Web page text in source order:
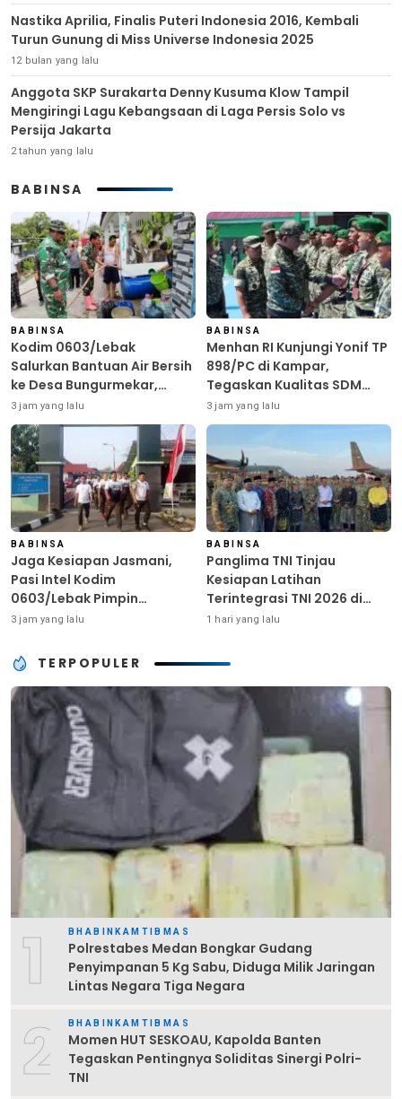
Nastika Aprilia, Finalis Puteri Indonesia 2016, Kembali
Turun Gunung di Miss Universe Indonesia 2025
12 bulan yang lalu
Anggota SKP Surakarta Denny Kusuma Klow Tampil
Mengiringi Lagu Kebangsaan di Laga Persis Solo vs
Persija Jakarta
2 tahun yang lalu
BABINSA
BABINSA
Kodim 0603/Lebak
Salurkan Bantuan Air Bersih
ke Desa Bungurmekar,
Ringankan Beban Warga
Terdampak Kemarau
3 jam yang lalu
BABINSA
Menhan RI Kunjungi Yonif TP
898/PC di Kampar,
Tegaskan Kualitas SDM
Kunci Kekuatan TNI
3 jam yang lalu
BABINSA
Jaga Kesiapan Jasmani,
Pasi Intel Kodim
0603/Lebak Pimpin
Pembinaan Fisik Rutin
3 jam yang lalu
BABINSA
Panglima TNI Tinjau
Kesiapan Latihan
Terintegrasi TNI 2026 di
Dabo Singkep
1 hari yang lalu
TERPOPULER
1 BHABINKAMTIBMAS
Polrestabes Medan Bongkar Gudang
Penyimpanan 5 Kg Sabu, Diduga Milik Jaringan
Lintas Negara Tiga Negara
2 BHABINKAMTIBMAS
Momen HUT SESKOAU, Kapolda Banten
Tegaskan Pentingnya Soliditas Sinergi Polri-
TNI